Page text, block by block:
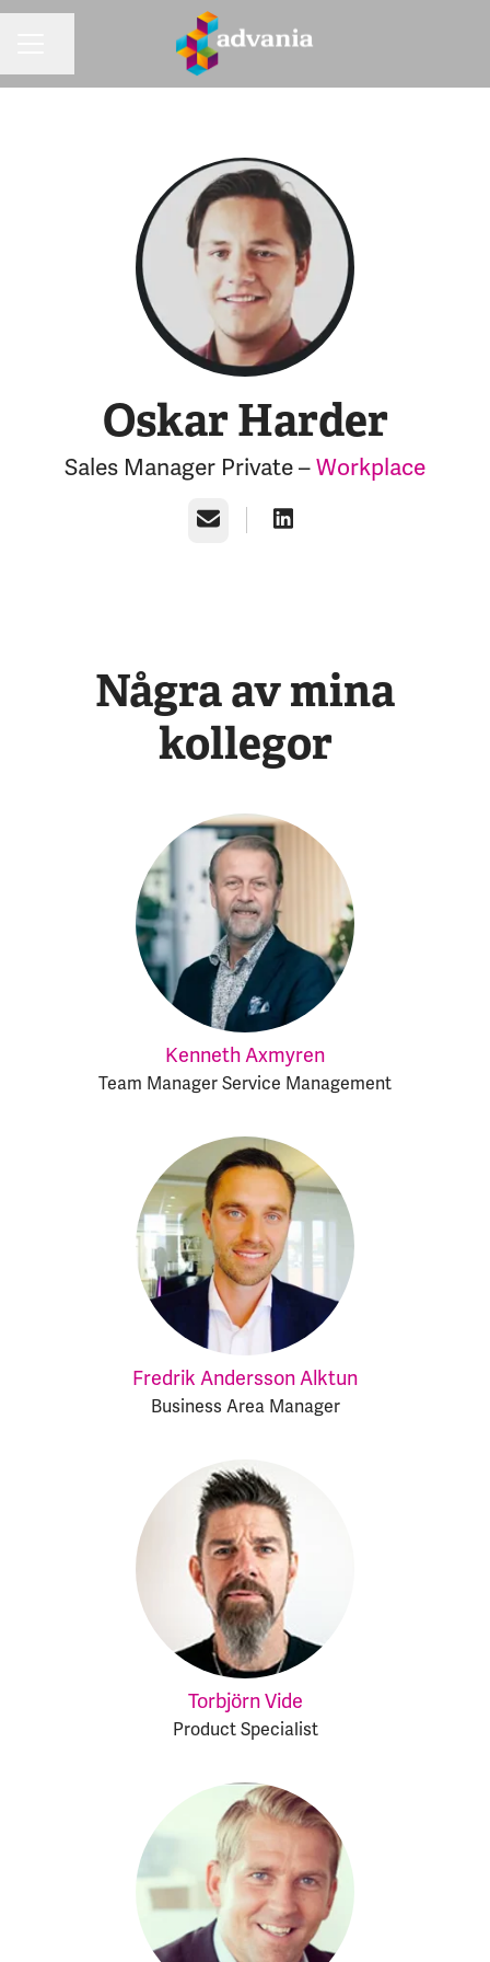
Oskar Harder
Sales Manager Private –Workplace
E-post
Några av mina
kollegor
Kenneth Axmyren
Team Manager Service Management
Fredrik Andersson Alktun
Business Area Manager
Torbjörn Vide
Product Specialist